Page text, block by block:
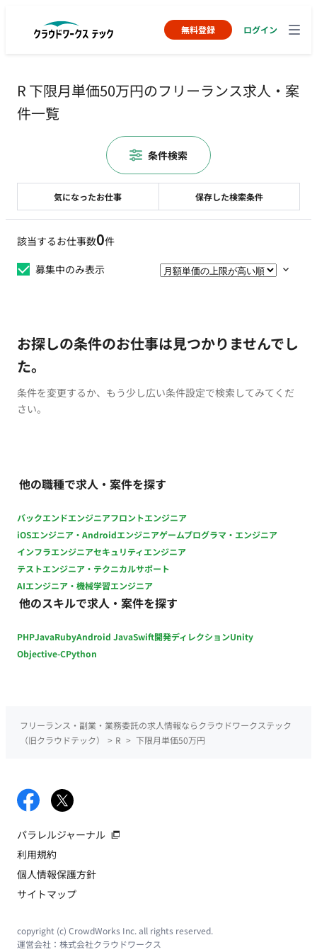
無料登録 ログイン
R 下限月単価50万円のフリーランス求人・案
件一覧
該当するお仕事数0件
募集中のみ表示
お探しの条件のお仕事は見つかりませんでし
た。
条件を変更するか、もう少し広い条件設定で検索してみてくだ
さい。
他の職種で求人・案件を探す
バックエンドエンジニアフロントエンジニア
iOSエンジニア・Androidエンジニアゲームプログラマ・エンジニア
インフラエンジニアセキュリティエンジニア
テストエンジニア・テクニカルサポート
AIエンジニア・機械学習エンジニア
他のスキルで求人・案件を探す
PHPJavaRubyAndroid JavaSwift開発ディレクションUnity
Objective-CPython
気になったお仕事 保存した検索条件
条件検索
フリーランス・副業・業務委託の求人情報ならクラウドワークステック
（旧クラウドテック）
> R > 下限月単価50万円
パラレルジャーナル
利用規約
個人情報保護方針
サイトマップ
copyright (c) CrowdWorks Inc. all rights reserved.
運営会社： 株式会社クラウドワークス